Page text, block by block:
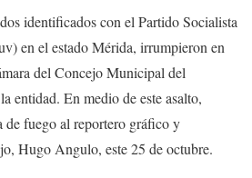
identificados con el Partido Socialista
en el estado Mérida, irrumpieron en
del Concejo Municipal del
entidad. En medio de este asalto,
de fuego al reportero gráfico y
Hugo Angulo, este 25 de octubre.